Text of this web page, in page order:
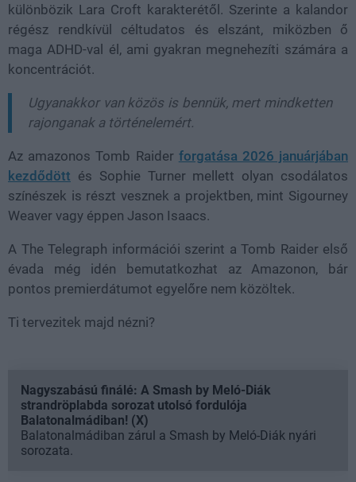
különbözik Lara Croft karakterétől. Szerinte a kalandor
régész rendkívül céltudatos és elszánt, miközben ő
maga ADHD-val él, ami gyakran megnehezíti számára a
koncentrációt.
Ugyanakkor van közös is bennük, mert mindketten
rajonganak a történelemért.
Az amazonos Tomb Raider forgatása 2026 januárjában
kezdődött és Sophie Turner mellett olyan csodálatos
színészek is részt vesznek a projektben, mint Sigourney
Weaver vagy éppen Jason Isaacs.
A The Telegraph információi szerint a Tomb Raider első
évada még idén bemutatkozhat az Amazonon, bár
pontos premierdátumot egyelőre nem közöltek.
Ti tervezitek majd nézni?
Nagyszabású finálé: A Smash by Meló-Diák
strandröplabda sorozat utolsó fordulója
Balatonalmádiban! (X)
Balatonalmádiban zárul a Smash by Meló-Diák nyári
sorozata.